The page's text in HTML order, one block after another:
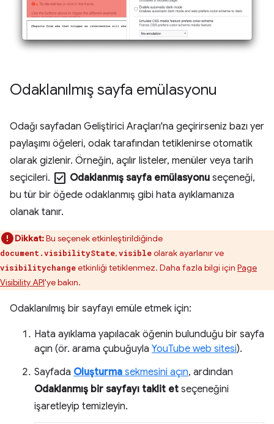
Odaklanılmış sayfa emülasyonu
Odağı sayfadan Geliştirici Araçları'na geçirirseniz bazı yer
paylaşımı öğeleri, odak tarafından tetiklenirse otomatik
olarak gizlenir. Örneğin, açılır listeler, menüler veya tarih
seçicileri. check_box Odaklanmış sayfa emülasyonu seçeneği,
bu tür bir öğede odaklanmış gibi hata ayıklamanıza
olanak tanır.
Dikkat:Bu seçenek etkinleştirildiğinde
document.visibilityState,visibleolarak ayarlanır ve
visibilitychangeetkinliği tetiklenmez. Daha fazla bilgi için Page
Visibility API'ye bakın.
Odaklanılmış bir sayfayı emüle etmek için:
Hata ayıklama yapılacak öğenin bulunduğu bir sayfa
açın (ör. arama çubuğuyla YouTube web sitesi).
Sayfada Oluşturma sekmesini açın, ardından
Odaklanmış bir sayfayı taklit et seçeneğini
işaretleyip temizleyin.